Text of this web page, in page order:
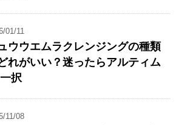
01/11
ウウエムラクレンジングの種類
れがいい？迷ったらアルティム
択
11/08